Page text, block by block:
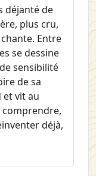
déjanté de
plus cru,
Entre
se dessine
sensibilité
de sa
et vit au
déjà,